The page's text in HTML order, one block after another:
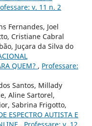
v. 11 n. 2
Fernandes, Joel
Cristiane Cabral
Juçara da Silva do
QUEM? , Professare:
Santos, Millady
Aline Sartorel,
Sabrina Frigotto,
ESPECTRO AUTISTA E